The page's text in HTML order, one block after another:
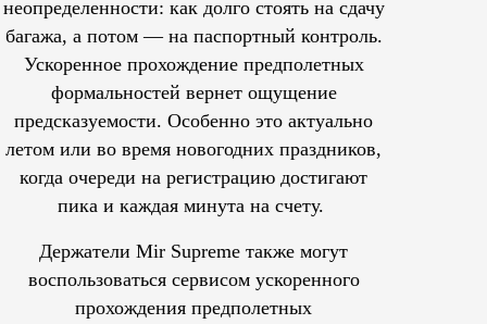
неопределенности: как долго стоять на сдачу
багажа, а потом — на паспортный контроль.
Ускоренное прохождение предполетных
формальностей вернет ощущение
предсказуемости. Особенно это актуально
летом или во время новогодних праздников,
когда очереди на регистрацию достигают
пика и каждая минута на счету.
Держатели Mir Supreme также могут
воспользоваться сервисом ускоренного
прохождения предполетных